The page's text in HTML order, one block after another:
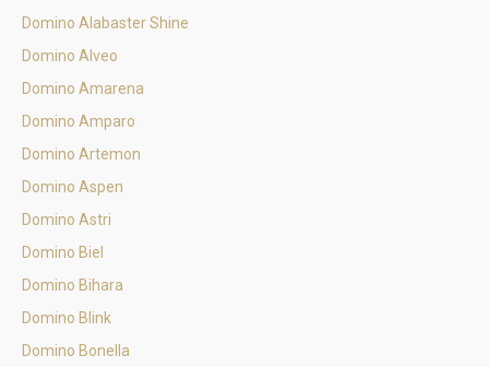
Domino Alabaster Shine
Domino Alveo
Domino Amarena
Domino Amparo
Domino Artemon
Domino Aspen
Domino Astri
Domino Biel
Domino Bihara
Domino Blink
Domino Bonella